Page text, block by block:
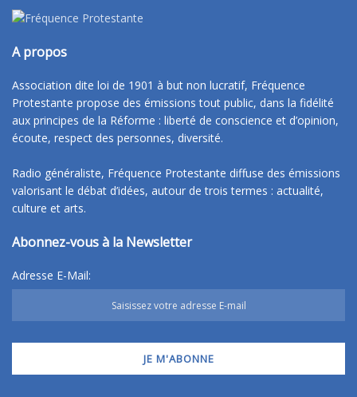
A propos
Association dite loi de 1901 à but non lucratif, Fréquence
Protestante propose des émissions tout public, dans la fidélité
aux principes de la Réforme : liberté de conscience et d’opinion,
écoute, respect des personnes, diversité.
Radio généraliste, Fréquence Protestante diffuse des émissions
valorisant le débat d’idées, autour de trois termes : actualité,
culture et arts.
Abonnez-vous à la Newsletter
Adresse E-Mail: